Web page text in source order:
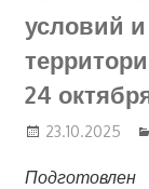
условий
24
23.10.2025